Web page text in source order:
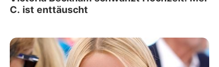
C. ist enttäuscht